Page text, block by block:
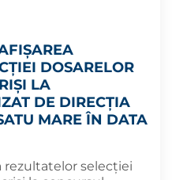
DOSARELOR
LA
DE DIRECȚIA
MARE ÎN DATA
rezultatelor selecţiei